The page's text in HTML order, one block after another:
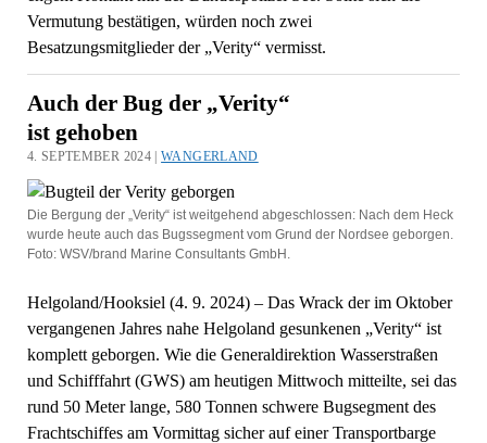
Vermutung bestätigen, würden noch zwei
Besatzungsmitglieder der „Verity“ vermisst.
Auch der Bug der „Verity“
ist gehoben
4. SEPTEMBER 2024 |WANGERLAND
Die Bergung der „Verity“ ist weitgehend abgeschlossen: Nach dem Heck
wurde heute auch das Bugssegment vom Grund der Nordsee geborgen.
Foto: WSV/brand Marine Consultants GmbH.
Helgoland/Hooksiel (4. 9. 2024) – Das Wrack der im Oktober
vergangenen Jahres nahe Helgoland gesunkenen „Verity“ ist
komplett geborgen. Wie die Generaldirektion Wasserstraßen
und Schifffahrt (GWS) am heutigen Mittwoch mitteilte, sei das
rund 50 Meter lange, 580 Tonnen schwere Bugsegment des
Frachtschiffes am Vormittag sicher auf einer Transportbarge